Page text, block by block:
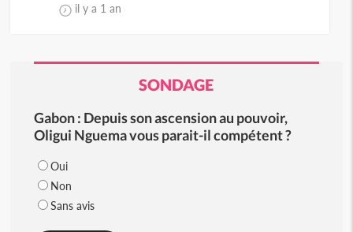
il y a 1 an
SONDAGE
Gabon : Depuis son ascension au pouvoir,
Oligui Nguema vous parait-il compétent ?
Oui
Non
Sans avis